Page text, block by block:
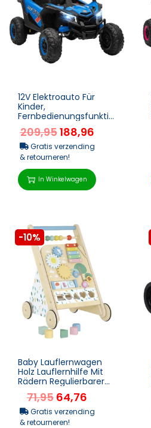
12V Elektroauto Für
Kinder,
Fernbedienungsfunktio
n, Gurt, Hupe, LED-
Lichter, USB-Port, Für 3-
5 Jah...
209,95188,96
Gratis verzending
& retourneren!
In Winkelwagen
-10%
Baby Lauflernwagen
Holz Lauflernhilfe Mit
Rädern Regulierbarer
Geschwindigkeit
Bauklötze Für Klei...
71,95 64,76
Gratis verzending
& retourneren!